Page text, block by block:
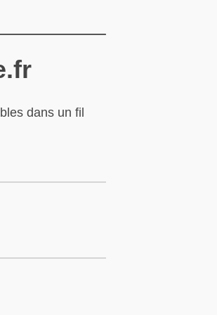
dans un fil